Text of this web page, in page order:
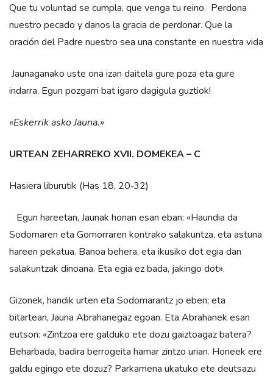
Que tu voluntad se cumpla, que venga tu reino. Perdona
nuestro pecado y danos la gracia de perdonar. Que la
oración del Padre nuestro sea una constante en nuestra vida
Jaunaganako uste ona izan daitela gure poza eta gure
indarra. Egun pozgarri bat igaro dagigula guztiok!
«Eskerrik asko Jauna.»
URTEAN ZEHARREKO XVII. DOMEKEA – C
Hasiera liburutik (Has 18, 20‑32)
Egun hareetan, Jaunak honan esan eban: «Haundia da
Sodomaren eta Gomorraren kontrako salakuntza, eta astuna
hareen pekatua. Banoa behera, eta ikusiko dot egia dan
salakuntzak dinoana. Eta egia ez bada, jakingo dot».
Gizonek, handik urten eta Sodomarantz jo eben; eta
bitartean, Jauna Abrahanegaz egoan. Eta Abrahanek esan
eutson: «Zintzoa ere galduko ete dozu gaiztoagaz batera?
Beharbada, badira berrogeita hamar zintzo urian. Honeek ere
galdu egingo ete dozuz? Parkamena ukatuko ete deutsazu